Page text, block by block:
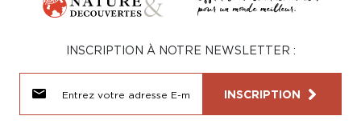
INSCRIPTION À NOTRE NEWSLETTER :
INSCRIPTION